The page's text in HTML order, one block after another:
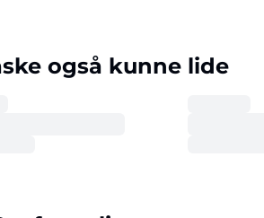
også kunne lide